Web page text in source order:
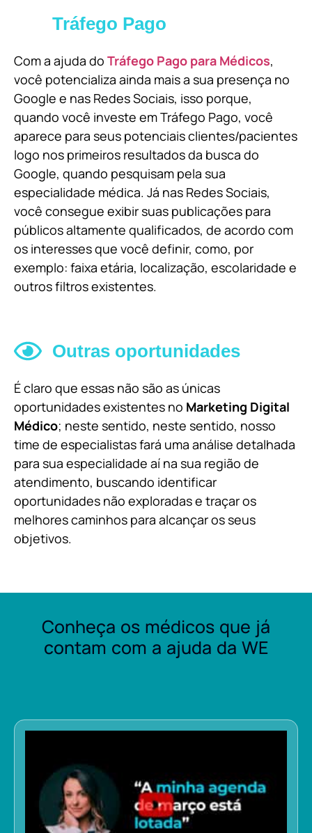
Tráfego Pago
Com a ajuda do Tráfego Pago para Médicos,
você potencializa ainda mais a sua presença no
Google e nas Redes Sociais, isso porque,
quando você investe em Tráfego Pago, você
aparece para seus potenciais clientes/pacientes
logo nos primeiros resultados da busca do
Google, quando pesquisam pela sua
especialidade médica. Já nas Redes Sociais,
você consegue exibir suas publicações para
públicos altamente qualificados, de acordo com
os interesses que você definir, como, por
exemplo: faixa etária, localização, escolaridade e
outros filtros existentes.
Outras oportunidades
É claro que essas não são as únicas
oportunidades existentes no Marketing Digital
Médico; neste sentido, neste sentido, nosso
time de especialistas fará uma análise detalhada
para sua especialidade aí na sua região de
atendimento, buscando identificar
oportunidades não exploradas e traçar os
melhores caminhos para alcançar os seus
objetivos.
Conheça os médicos que já
contam com a ajuda da WE